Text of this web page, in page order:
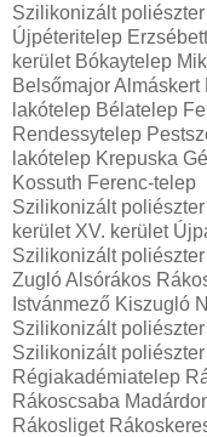
Szilikonizált
Újpéteritelep
kerület Bókaytelep
Belsőmajor
lakótelep Bélatelep
Rendessytelep
lakótelep Krepuska
Kossuth Ferenc-telep
Szilikonizált
kerület XV. kerület
Szilikonizált
Zugló Alsórákos
Istvánmező Kiszugló
Szilikonizált
Szilikonizált
Régiakadémiatelep
Rákoscsaba
Rákosliget